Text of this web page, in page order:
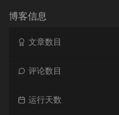
博客信息
文章数目
评论数目
运行天数